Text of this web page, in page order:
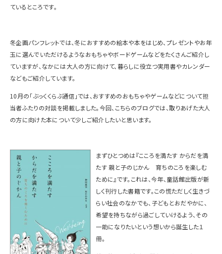
ているところです。
冬企画パンフレットでは、冬におすすめの絵本や本をはじめ、プレゼントやお年
玉に選んでいただけるようなおもちゃやボードゲームなどをたくさんご紹介し
ていますが、なかには大人の方に向けて、暮らしに役立つ実用書やカレンダー
などもご紹介しています。
10月の「ぶっくくらぶ通信」では、おすすめのおもちゃやゲームなどについて担
当者ふたりの対談を掲載しました。今回、こちらのブログでは、取りあげた大人
の方に向けた本について少しご紹介したいと思います。
まずひとつめは『こころを満たす からだを満
たす 親と子のじかん 育ちのころを楽しむ
ために』です。これは、今年、童話館出版が新
しく刊行した書籍です。この慌ただしく生きづ
らい社会のなかでも、子どもとおだやかに、
希望を持ちながら過ごしていけるよう、その
一助になりたいという想いから誕生した１
冊。